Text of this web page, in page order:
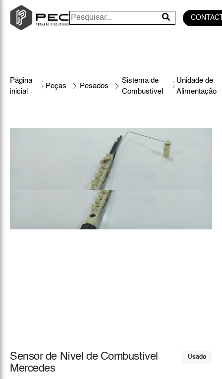
Página
inicial
Peças Pesados
Sistema de
Combustível
Unidade de
Alimentação
Usado
Sensor de Nível de Combustível
Mercedes